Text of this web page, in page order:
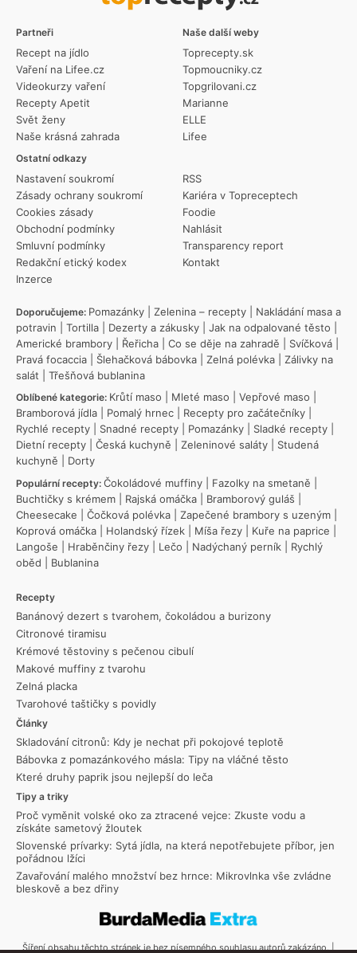
Partneři
Recept na jídlo
Vaření na Lifee.cz
Videokurzy vaření
Recepty Apetit
Svět ženy
Naše krásná zahrada
Ostatní odkazy
Nastavení soukromí
Zásady ochrany soukromí
Cookies zásady
Obchodní podmínky
Smluvní podmínky
Redakční etický kodex
Inzerce
RSS
Kariéra v Topreceptech
Foodie
Nahlásit
Transparency report
Kontakt
Naše další weby
Toprecepty.sk
Topmoucniky.cz
Topgrilovani.cz
Marianne
ELLE
Lifee
Doporučujeme: Pomazánky Zelenina – recepty
Nakládání masa a
potravin
Tortilla Dezerty a zákusky Jak na odpalované těsto
Americké brambory
Řeřicha Co se děje na zahradě Svíčková
Pravá focaccia
Šlehačková bábovka Zelná polévka
Zálivky na
salát
Třešňová bublanina
Oblíbené kategorie: Krůtí maso Mleté maso Vepřové maso
Bramborová jídla
Pomalý hrnec Recepty pro začátečníky
Rychlé recepty
Snadné recepty Pomazánky Sladké recepty
Dietní recepty
Česká kuchyně Zeleninové saláty
Studená
kuchyně
Dorty
Populární recepty: Čokoládové muffiny Fazolky na smetaně
Buchtičky s krémem
Rajská omáčka Bramborový guláš
Cheesecake
Čočková polévka Zapečené brambory s uzeným
Koprová omáčka
Holandský řízek Míša řezy Kuře na paprice
Langoše
Hraběnčiny řezy Lečo Nadýchaný perník
Rychlý
oběd
Bublanina
Recepty
Banánový dezert s tvarohem, čokoládou a burizony
Citronové tiramisu
Krémové těstoviny s pečenou cibulí
Makové muffiny z tvarohu
Zelná placka
Tvarohové taštičky s povidly
Články
Skladování citronů: Kdy je nechat při pokojové teplotě
Bábovka z pomazánkového másla: Tipy na vláčné těsto
Které druhy paprik jsou nejlepší do leča
Tipy a triky
Proč vyměnit volské oko za ztracené vejce: Zkuste vodu a
získáte sametový žloutek
Slovenské prívarky: Sytá jídla, na která nepotřebujete příbor, jen
pořádnou lžíci
Zavařování malého množství bez hrnce: Mikrovlnka vše zvládne
bleskově a bez dřiny
Šíření obsahu těchto stránek je bez písemného souhlasu autorů zakázáno. |